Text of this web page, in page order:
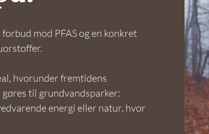
mod PFAS og en konkret
hvorunder fremtidens
til grundvandsparker:
energi eller natur, hvor